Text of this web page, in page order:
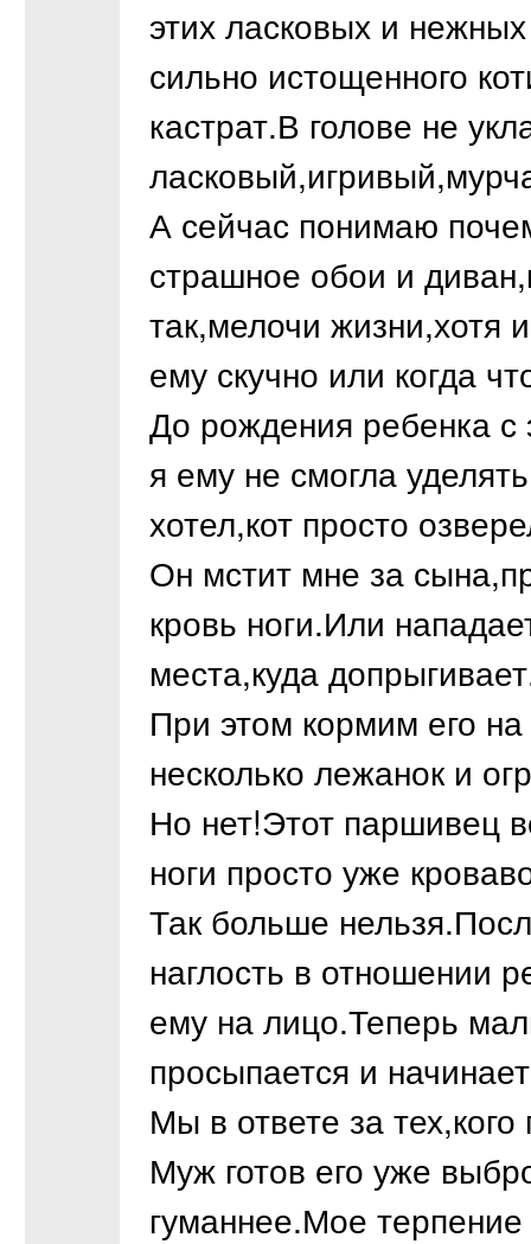
этих ласковых и
сильно истощенного
кастрат.В голове не
А сейчас понимаю
страшное обои и
так,мелочи жизни,хотя
ему скучно или когда
До рождения ребенка с
я ему не смогла
хотел,кот просто
Он мстит мне за
кровь ноги.Или
места,куда
При этом кормим его
несколько лежанок и
Но нет!Этот паршивец
ноги просто уже
Так больше
наглость в отношении
ему на лицо.Теперь
просыпается и
Мы в ответе за
Муж готов его уже
гуманнее.Мое